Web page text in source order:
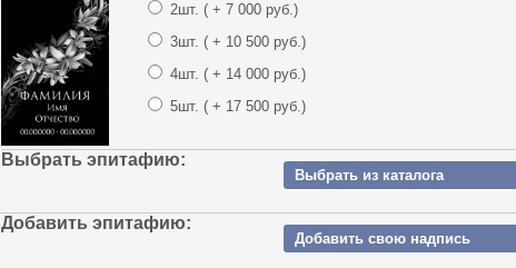
2шт.( + 7 000 руб.)
3шт.( + 10 500 руб.)
4шт.( + 14 000 руб.)
5шт.( + 17 500 руб.)
Выбрать эпитафию:
Выбрать из каталога
Добавить эпитафию:
Добавить свою надпись